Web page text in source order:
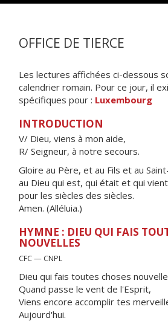
OFFICE DE TIERCE
Les lectures affichées ci-dessous
calendrier romain. Pour ce jour, il
spécifiques pour : Luxembourg
INTRODUCTION
V/ Dieu, viens à mon aide,
R/ Seigneur, à notre secours.
Gloire au Père, et au Fils et au
au Dieu qui est, qui était et qui
pour les siècles des siècles.
Amen. (Alléluia.)
HYMNE : DIEU QUI FAIS
NOUVELLES
CFC — CNPL
Dieu qui fais toutes choses
Quand passe le vent de l'Esprit,
Viens encore accomplir tes
Aujourd'hui.